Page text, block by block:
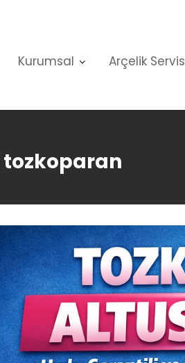
Kurumsal Arçelik Servis